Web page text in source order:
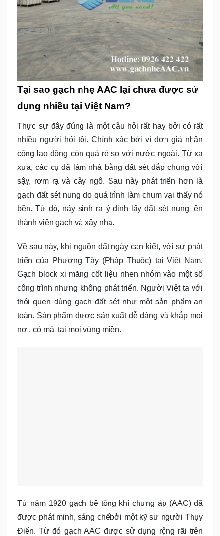
Tại sao gạch nhẹ AAC lại chưa được sử
dụng nhiều tại Việt Nam?
Thực sự đây đúng là một câu hỏi rất hay bởi có rất
nhiều người hỏi tôi. Chính xác bởi vì đơn giá nhân
công lao động còn quá rẻ so với nước ngoài. Từ xa
xưa, các cụ đã làm nhà bằng đất sét đắp chung với
sậy, rơm rạ và cây ngô. Sau này phát triển hơn là
gạch đất sét nung do quá trình làm chum vại thấy nó
bền. Từ đó, nảy sinh ra ý định lấy đất sét nung lên
thành viên gạch và xây nhà.
Về sau này, khi nguồn đất ngày cạn kiết, với sự phát
triển của Phương Tây (Pháp Thuộc) tại Việt Nam.
Gạch block xi măng cốt liệu nhen nhóm vào một số
công trình nhưng không phát triển. Người Việt ta với
thói quen dùng gạch đất sét như một sản phẩm an
toàn. Sản phẩm được sản xuất dễ dàng và khắp mọi
nơi, có mặt tại mọi vùng miền.
Từ năm 1920 gạch bê tông khí chưng áp (AAC) đã
được phát minh, sáng chếbởi một kỹ sư người Thụy
Điển. Từ đó gạch AAC được sử dụng rộng rãi trên